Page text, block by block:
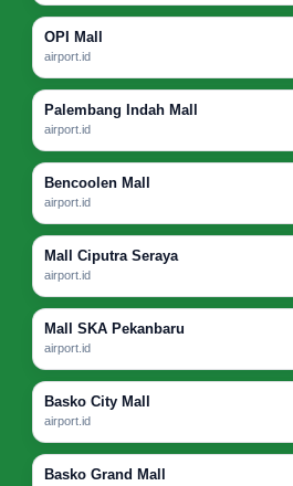
OPI Mall
airport.id
Palembang Indah Mall
airport.id
Bencoolen Mall
airport.id
Mall Ciputra Seraya
airport.id
Mall SKA Pekanbaru
airport.id
Basko City Mall
airport.id
Basko Grand Mall